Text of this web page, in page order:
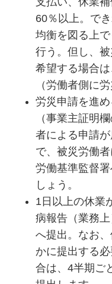
60％以上。で
均衡を図る上
行う。但し、
希望する場合は
（労働者側に
労災申請を進
（事業主証明
者による申請
で、被災労働
労働基準監督
しょう。
1日以上の休業
病報告（業務
へ提出。なお
かに提出する
合は、4半期ご